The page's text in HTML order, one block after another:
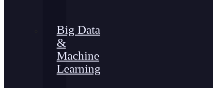
Big Data
&
Machine
Learning